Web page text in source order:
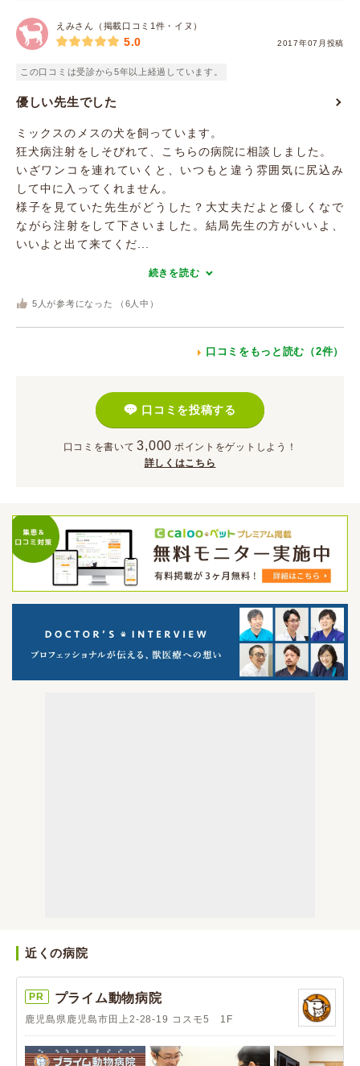
えみさん（掲載口コミ1件・イヌ）
2017年07月投稿
5.0
この口コミは受診から5年以上経過しています。
優しい先生でした
ミックスのメスの犬を飼っています。
狂犬病注射をしそびれて、こちらの病院に相談しました。
いざワンコを連れていくと、いつもと違う雰囲気に尻込み
して中に入ってくれません。
様子を見ていた先生がどうした？大丈夫だよと優しくなで
ながら注射をして下さいました。結局先生の方がいいよ、
いいよと出て来てくだ...
続きを読む
5 人が参考になった （ 6 人中）
口コミをもっと読む（2件）
口コミを投稿する
口コミを書いて 3,000 ポイント をゲットしよう！
詳しくはこちら
近くの病院
PR プライム動物病院
鹿児島県鹿児島市田上2-28-19 コスモ5 1F